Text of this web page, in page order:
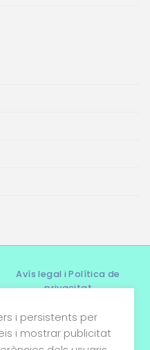
Avís legal i Política de
privacitat
Termes i condicions
i persistents per
i mostrar publicitat